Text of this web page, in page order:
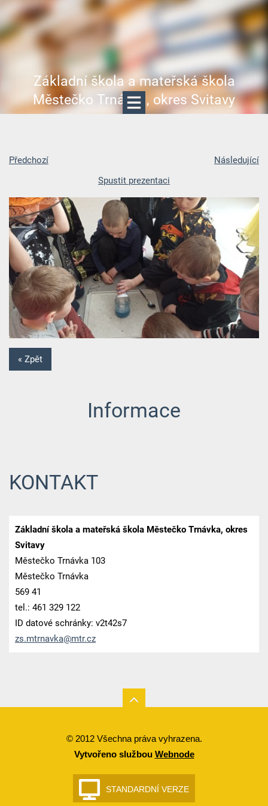
Základní škola a mateřská škola
Městečko Trnávka, okres Svitavy
Předchozí
Následující
Spustit prezentaci
« Zpět
Informace
KONTAKT
Základní škola a mateřská škola Městečko Trnávka, okres
Svitavy
Městečko Trnávka 103
Městečko Trnávka
569 41
tel.: 461 329 122
ID datové schránky: v2t42s7
zs.mtrnavka@mtr.cz
© 2012 Všechna práva vyhrazena.
Vytvořeno službou Webnode
STANDARDNÍ VERZE